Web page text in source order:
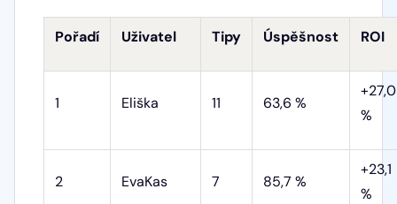
Pořadí Uživatel Tipy Úspěšnost ROI
1 Eliška 11 63,6 %
+27,0
%
2 EvaKas 7 85,7 %
+23,1
%